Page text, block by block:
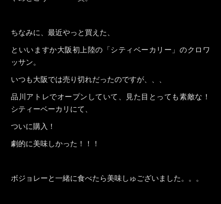
ちなみに、最近やっと買えた、
といいますか大阪初上陸の「シティベーカリー」のクロワ
ッサン。
いつも大阪では売り切れだったのですが、、、
品川アトレでオープンしていて、見た目とっても素敵な！
シティーベーカリにて、
ついに購入！
劇的に美味しかった！！！
ボジョレーと一緒に食べたら美味しゅございました。。。